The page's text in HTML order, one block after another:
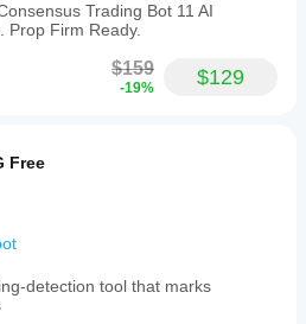
은 외환, 지수, 상품 등 다양한
다. 트렌드라인 기반 전략을 자
관리의 모든 측면을 깊이 통제
상적입니다. 다양한 옵션은 최적
타일에 완벽한 설정을 찾는 데
Pro Bot은 단순한 선 그리기 도
용되는 기술 분석 기법 중 하나
유연하며 자동화된 거래 시스템
맞게 최적화하고 봇이 여러분을
Trading Bot 11 AI
Prop Firm Ready.
$159
-19% $129
Free
detection tool that marks